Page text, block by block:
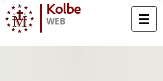
Kolbe
WEB